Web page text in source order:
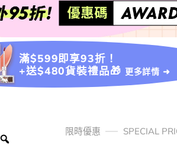
滿$599即享93折！
+送$480貨裝禮品🎁 更多詳情 ➜
限時優惠 SPECIAL